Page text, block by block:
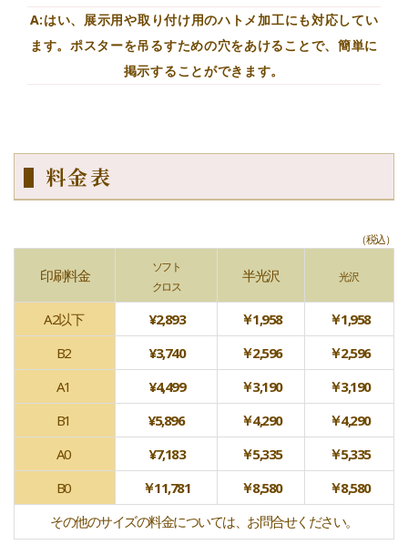
A:はい、展示用や取り付け用のハトメ加工にも対応してい
ます。ポスターを吊るすための穴をあけることで、簡単に
掲示することができます。
▌料金表
（税込）
印刷料金
ソフト
クロス
半光沢 光沢
A2以下 ¥2,893 ￥1,958
￥1,958
B2
¥3,740 ￥2,596
￥2,596
A1
¥4,499 ￥3,190
￥3,190
B1
¥5,896 ￥4,290
￥4,290
A0
¥7,183 ￥5,335
￥5,335
B0
￥11,781 ￥8,580
￥8,580
その他のサイズの料金については、お問合せください。